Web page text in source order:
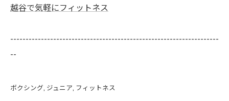
越谷で気軽にフィットネス
--------------------------------------------------------------------
--
ボクシング ジュニア フィットネス